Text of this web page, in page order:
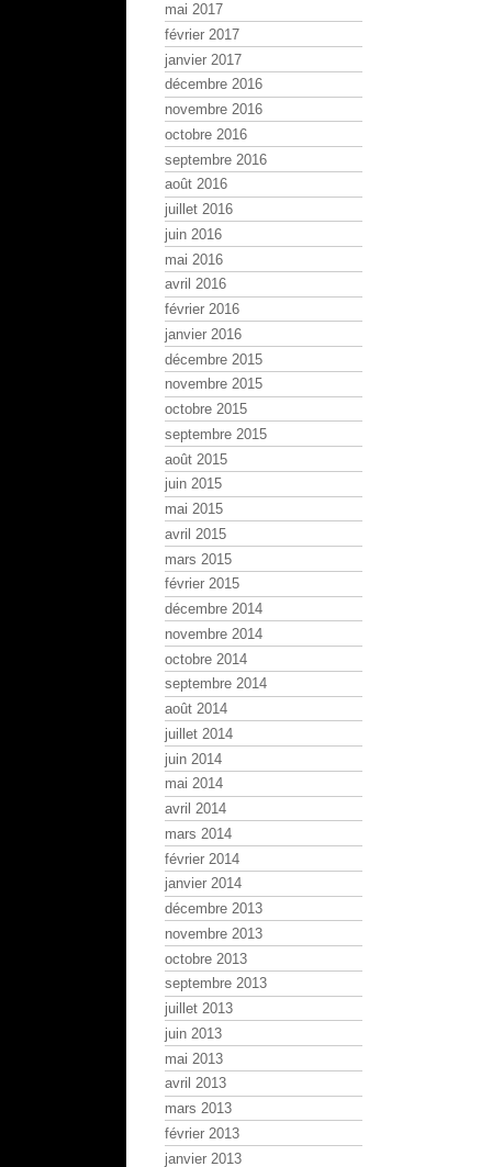
mai 2017
février 2017
janvier 2017
décembre 2016
novembre 2016
octobre 2016
septembre 2016
août 2016
juillet 2016
juin 2016
mai 2016
avril 2016
février 2016
janvier 2016
décembre 2015
novembre 2015
octobre 2015
septembre 2015
août 2015
juin 2015
mai 2015
avril 2015
mars 2015
février 2015
décembre 2014
novembre 2014
octobre 2014
septembre 2014
août 2014
juillet 2014
juin 2014
mai 2014
avril 2014
mars 2014
février 2014
janvier 2014
décembre 2013
novembre 2013
octobre 2013
septembre 2013
juillet 2013
juin 2013
mai 2013
avril 2013
mars 2013
février 2013
janvier 2013